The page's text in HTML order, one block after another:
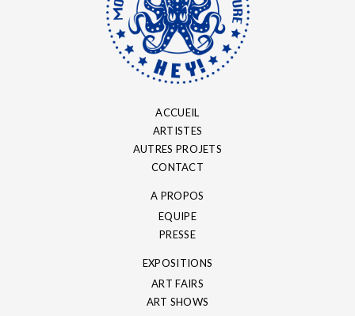
ACCUEIL
ARTISTES
AUTRES PROJETS
CONTACT
A PROPOS
EQUIPE
PRESSE
EXPOSITIONS
ART FAIRS
ART SHOWS